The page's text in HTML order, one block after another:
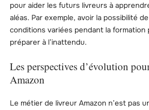
pour aider les futurs livreurs à
aléas. Par exemple, avoir la possibilité
conditions variées pendant la formation
préparer à l’inattendu.
Les perspectives d’évolution
Amazon
Le métier de livreur Amazon n’est pas